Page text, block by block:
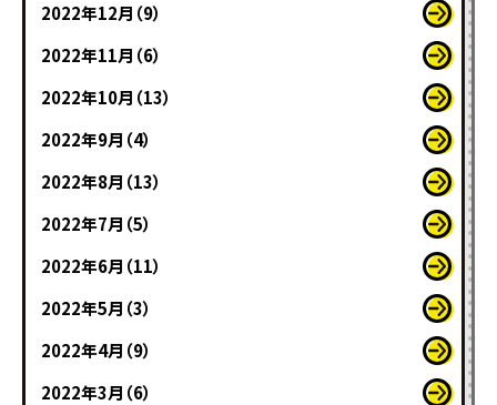
2022年12月（9）
2022年11月（6）
2022年10月（13）
2022年9月（4）
2022年8月（13）
2022年7月（5）
2022年6月（11）
2022年5月（3）
2022年4月（9）
2022年3月（6）